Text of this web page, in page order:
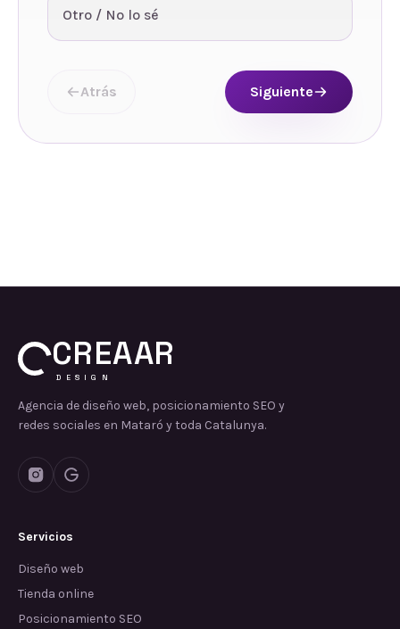
Otro / No lo sé
Atrás Siguiente
CREAAR
DESIGN
Agencia de diseño web, posicionamiento SEO y
redes sociales en Mataró y toda Catalunya.
Servicios
Diseño web
Tienda online
Posicionamiento SEO